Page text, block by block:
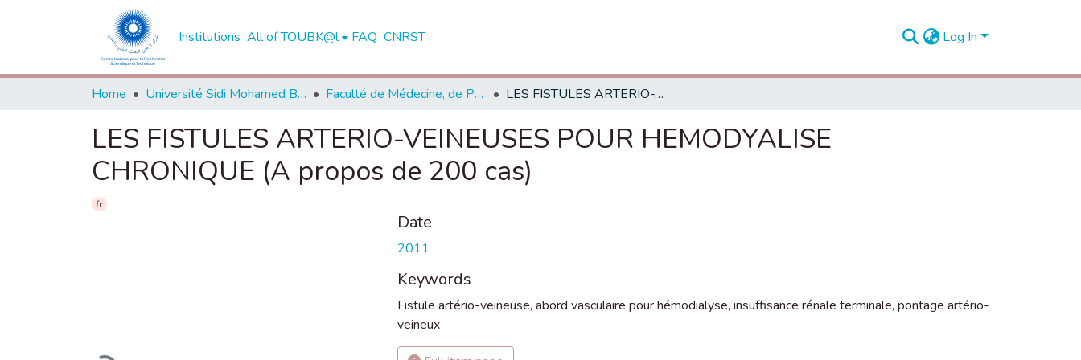
Institutions All of TOUBK@l FAQ CNRST Log In
Home Université Sidi Mohamed Ben Abdellah de Fès Faculté de Médecine, de Pharmacie et de Médecine Dentaire - Fès LES FISTULES ARTERIO-VEINEUSES POUR HEMODYALISE CHRONIQUE (A propos de 200 cas)
LES FISTULES ARTERIO-VEINEUSES POUR HEMODYALISE
CHRONIQUE (A propos de 200 cas)
fr
Date
2011
Keywords
Fistule artério-veineuse, abord vasculaire pour hémodialyse, insuffisance rénale terminale, pontage artério-
veineux